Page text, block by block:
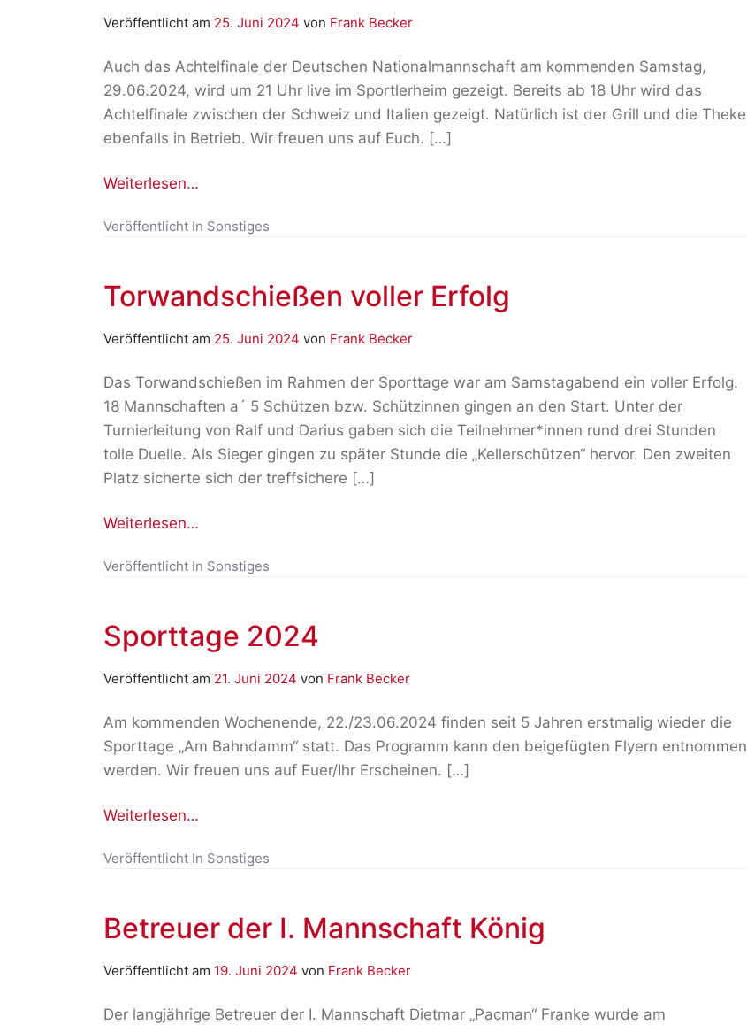
Veröffentlicht am 25. Juni 2024 von Frank Becker
Auch das Achtelfinale der Deutschen Nationalmannschaft am kommenden Samstag,
29.06.2024, wird um 21 Uhr live im Sportlerheim gezeigt. Bereits ab 18 Uhr wird das
Achtelfinale zwischen der Schweiz und Italien gezeigt. Natürlich ist der Grill und die Theke
ebenfalls in Betrieb. Wir freuen uns auf Euch. […]
Weiterlesen…
Veröffentlicht In Sonstiges
Torwandschießen voller Erfolg
Veröffentlicht am 25. Juni 2024 von Frank Becker
Das Torwandschießen im Rahmen der Sporttage war am Samstagabend ein voller Erfolg.
18 Mannschaften a´ 5 Schützen bzw. Schützinnen gingen an den Start. Unter der
Turnierleitung von Ralf und Darius gaben sich die Teilnehmer*innen rund drei Stunden
tolle Duelle. Als Sieger gingen zu später Stunde die „Kellerschützen“ hervor. Den zweiten
Platz sicherte sich der treffsichere […]
Weiterlesen…
Veröffentlicht In Sonstiges
Sporttage 2024
Veröffentlicht am 21. Juni 2024 von Frank Becker
Am kommenden Wochenende, 22./23.06.2024 finden seit 5 Jahren erstmalig wieder die
Sporttage „Am Bahndamm“ statt. Das Programm kann den beigefügten Flyern entnommen
werden. Wir freuen uns auf Euer/Ihr Erscheinen. […]
Weiterlesen…
Veröffentlicht In Sonstiges
Betreuer der I. Mannschaft König
Veröffentlicht am 19. Juni 2024 von Frank Becker
Der langjährige Betreuer der I. Mannschaft Dietmar „Pacman“ Franke wurde am